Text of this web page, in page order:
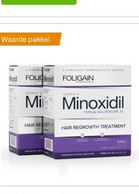
Waarde pakket